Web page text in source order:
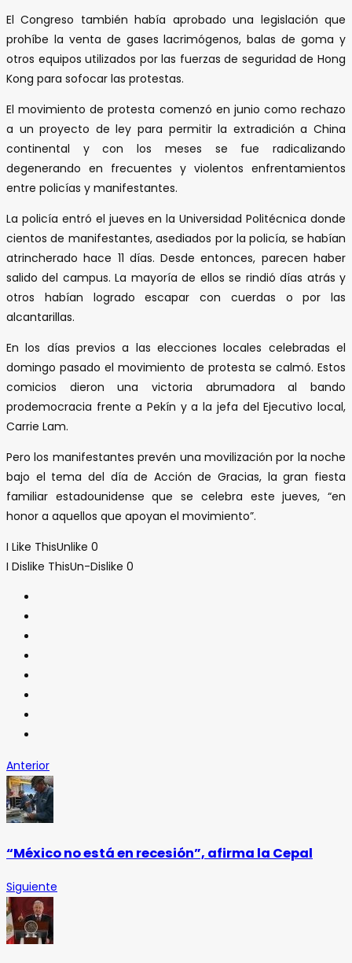
El Congreso también había aprobado una legislación que
prohíbe la venta de gases lacrimógenos, balas de goma y
otros equipos utilizados por las fuerzas de seguridad de Hong
Kong para sofocar las protestas.
El movimiento de protesta comenzó en junio como rechazo
a un proyecto de ley para permitir la extradición a China
continental y con los meses se fue radicalizando
degenerando en frecuentes y violentos enfrentamientos
entre policías y manifestantes.
La policía entró el jueves en la Universidad Politécnica donde
cientos de manifestantes, asediados por la policía, se habían
atrincherado hace 11 días. Desde entonces, parecen haber
salido del campus. La mayoría de ellos se rindió días atrás y
otros habían logrado escapar con cuerdas o por las
alcantarillas.
En los días previos a las elecciones locales celebradas el
domingo pasado el movimiento de protesta se calmó. Estos
comicios dieron una victoria abrumadora al bando
prodemocracia frente a Pekín y a la jefa del Ejecutivo local,
Carrie Lam.
Pero los manifestantes prevén una movilización por la noche
bajo el tema del día de Acción de Gracias, la gran fiesta
familiar estadounidense que se celebra este jueves, “en
honor a aquellos que apoyan el movimiento”.
I Like ThisUnlike 0
I Dislike ThisUn-Dislike 0
Anterior
“México no está en recesión”, afirma la Cepal
Siguiente